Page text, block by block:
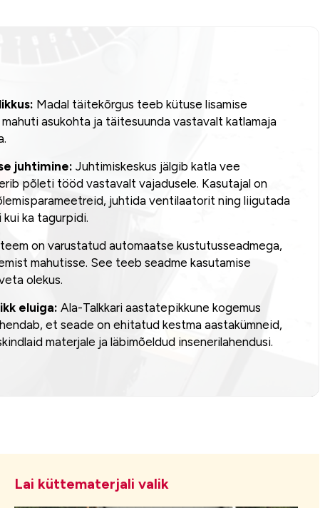
Madal täitekõrgus teeb kütuse lisamise
mahuti asukohta ja täitesuunda vastavalt katlamaja
juhtimine: Juhtimiskeskus jälgib katla vee
põleti tööd vastavalt vajadusele. Kasutajal on
juhtida ventilaatorit ning liigutada
ka tagurpidi.
on varustatud automaatse kustutusseadmega,
mahutisse. See teeb seadme kasutamise
olekus.
eluiga: Ala-Talkkari aastatepikkune kogemus
et seade on ehitatud kestma aastakümneid,
materjale ja läbimõeldud insenerilahendusi.
Lai küttematerjali valik